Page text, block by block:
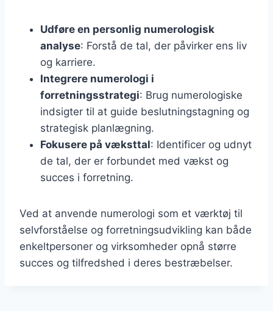
Udføre en personlig numerologisk
analyse: Forstå de tal, der påvirker ens liv
og karriere.
Integrere numerologi i
forretningsstrategi: Brug numerologiske
indsigter til at guide beslutningstagning og
strategisk planlægning.
Fokusere på væksttal: Identificer og udnyt
de tal, der er forbundet med vækst og
succes i forretning.
Ved at anvende numerologi som et værktøj til
selvforståelse og forretningsudvikling kan både
enkeltpersoner og virksomheder opnå større
succes og tilfredshed i deres bestræbelser.